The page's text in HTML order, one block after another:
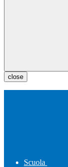
close
Scuola